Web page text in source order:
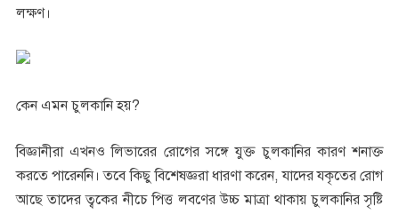
লক্ষণ।
কেন এমন চুলকানি হয়?
বিজ্ঞানীরা এখনও লিভারের রোগের সঙ্গে যুক্ত চুলকানির কারণ শনাক্ত
করতে পারেননি। তবে কিছু বিশেষজ্ঞরা ধারণা করেন, যাদের যকৃতের রোগ
আছে তাদের ত্বকের নীচে পিত্ত লবণের উচ্চ মাত্রা থাকায় চুলকানির সৃষ্টি